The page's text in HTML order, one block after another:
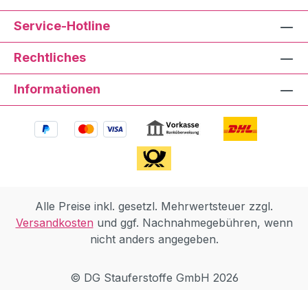
Service-Hotline
Rechtliches
Informationen
Alle Preise inkl. gesetzl. Mehrwertsteuer zzgl.
Versandkosten und ggf. Nachnahmegebühren, wenn
nicht anders angegeben.
© DG Stauferstoffe GmbH 2026